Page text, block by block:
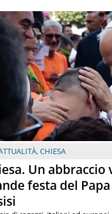
,CHIESA
Un
festa del